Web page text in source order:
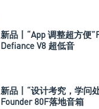
新品丨“App 调整超方便
Defiance V8 超低音
新品丨“设计考究，学问
Founder 80F落地音箱